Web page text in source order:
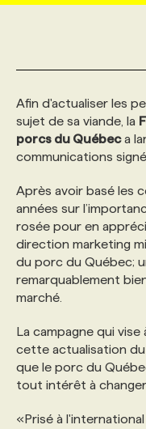
INITIATIVES
PRIX ET
TENDANCES
MARKETING
GEO/SEO
ANNONCEZ
PROFIL
FAQ
ANNONCEZ
PROFIL
ANNONCEZ
NOS
FORMATIONS
NOS
POURQUOI
NOS TARIFS
CHASSE DE TÊTE
SERVICE DE
NOS TARIFS
NOS
FAQ
ANNONCEZ
Afin d'actualiser les
sujet de sa viande, la
porcs du Québeca
communications
Après avoir basé les
années sur
rosée pour en
direction marketing
du porc du Québec;
remarquablement
marché.
La campagne qui
cette actualisation
que le porc du
tout intérêt à
«Prisé à